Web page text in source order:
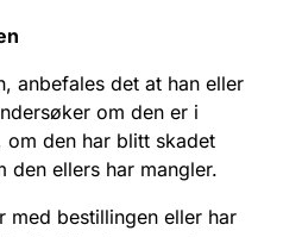
anbefales det at han eller
om den er i
om den har blitt skadet
den ellers har mangler.
med bestillingen eller har